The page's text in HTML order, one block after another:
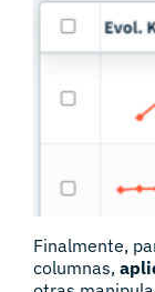
Finalmente,
columnas,